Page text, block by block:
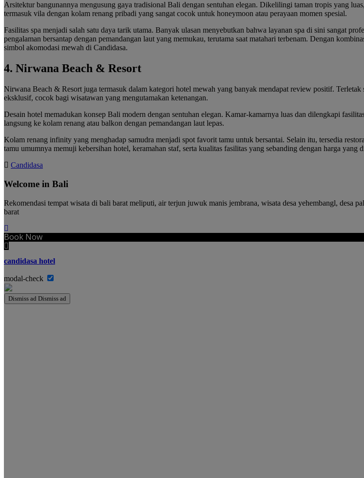
Arsitektur bangunannya mengusung gaya tradisional Bali dengan sentuhan elegan. Dikelilingi taman tropis yang
termasuk vila dengan kolam renang pribadi yang sangat cocok untuk honeymoon atau perayaan momen spesial.
Fasilitas spa menjadi salah satu daya tarik utama. Banyak ulasan menyebutkan bahwa layanan spa di sini sangat
pengalaman bersantap dengan pemandangan laut yang memukau, terutama saat matahari terbenam. Dengan
simbol akomodasi mewah di Candidasa.
4. Nirwana Beach & Resort
Nirwana Beach & Resort juga termasuk dalam kategori hotel mewah yang banyak mendapat review positif.
eksklusif, cocok bagi wisatawan yang mengutamakan ketenangan.
Desain hotel memadukan konsep Bali modern dengan sentuhan elegan. Kamar-kamarnya luas dan dilengkapi
langsung ke kolam renang atau balkon dengan pemandangan laut lepas.
Kolam renang infinity yang menghadap samudra menjadi spot favorit tamu untuk bersantai. Selain itu, tersedia
tamu umumnya memuji kebersihan hotel, keramahan staf, serta kualitas fasilitas yang sebanding dengan harga yang
Candidasa
Welcome in Bali
Rekomendasi tempat wisata di bali barat meliputi, air terjun juwuk manis jembrana, wisata desa yehembangl, desa
barat
Book Now
candidasa hotel
modal-check
Dismiss ad Dismiss ad